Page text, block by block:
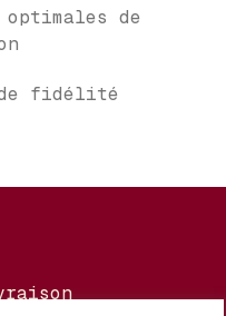
de
de fidélité